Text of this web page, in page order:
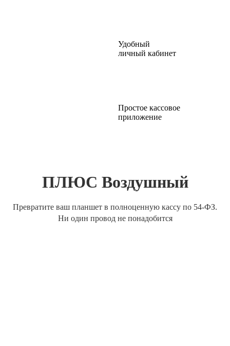
Удобный
личный кабинет
Простое кассовое
приложение
ПЛЮС Воздушный
Превратите ваш планшет в полноценную кассу по 54-ФЗ.
Ни один провод не понадобится